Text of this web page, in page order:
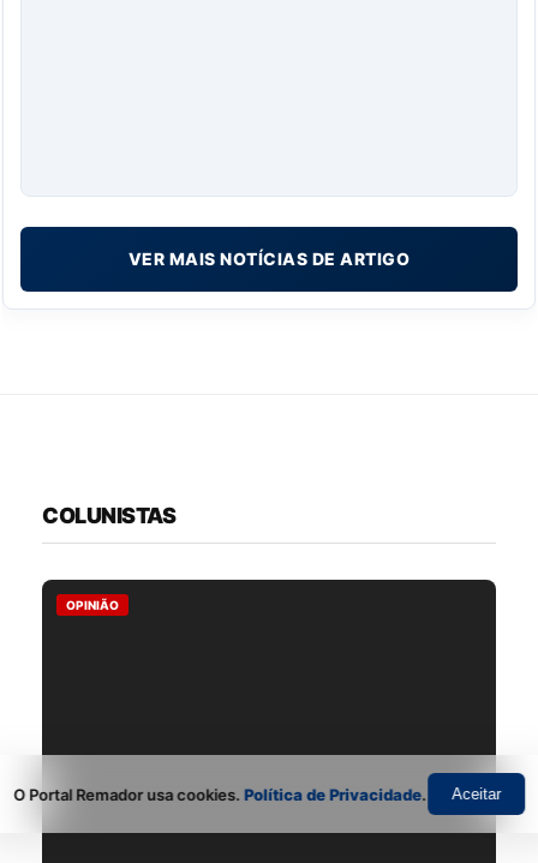
VER MAIS NOTÍCIAS DE ARTIGO
COLUNISTAS
OPINIÃO
O Portal Remador usa cookies.Política de Privacidade. Aceitar